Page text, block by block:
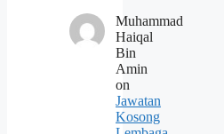
Muhammad
Haiqal
Bin
Amin
on
Jawatan
Kosong